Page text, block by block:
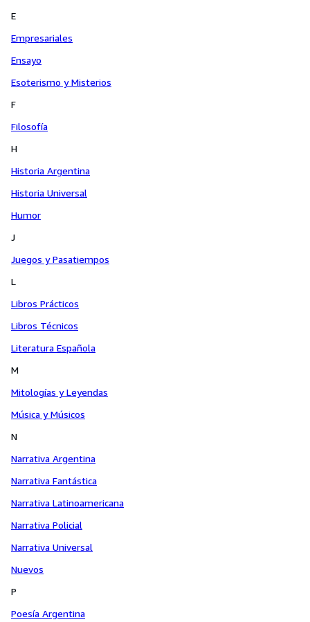
E
Empresariales
Ensayo
Esoterismo y Misterios
F
Filosofía
H
Historia Argentina
Historia Universal
Humor
J
Juegos y Pasatiempos
L
Libros Prácticos
Libros Técnicos
Literatura Española
M
Mitologías y Leyendas
Música y Músicos
N
Narrativa Argentina
Narrativa Fantástica
Narrativa Latinoamericana
Narrativa Policial
Narrativa Universal
Nuevos
P
Poesía Argentina